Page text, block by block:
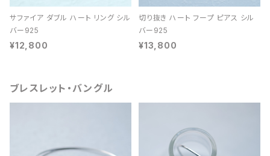
サファイア ダブル ハート リング シル
バー925
¥12,800
切り抜き ハート フープ ピアス シル
バー925
¥13,800
ブレスレット・バングル